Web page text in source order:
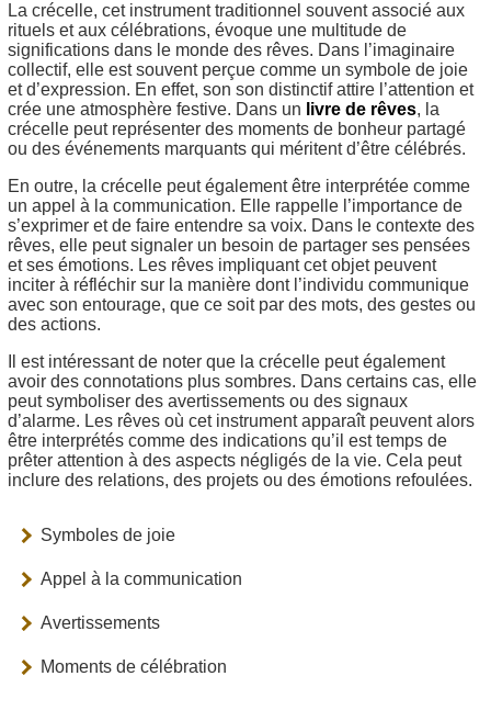
La crécelle, cet instrument traditionnel souvent associé aux
rituels et aux célébrations, évoque une multitude de
significations dans le monde des rêves. Dans l’imaginaire
collectif, elle est souvent perçue comme un symbole de joie
et d’expression. En effet, son son distinctif attire l’attention et
crée une atmosphère festive. Dans un livre de rêves, la
crécelle peut représenter des moments de bonheur partagé
ou des événements marquants qui méritent d’être célébrés.
En outre, la crécelle peut également être interprétée comme
un appel à la communication. Elle rappelle l’importance de
s’exprimer et de faire entendre sa voix. Dans le contexte des
rêves, elle peut signaler un besoin de partager ses pensées
et ses émotions. Les rêves impliquant cet objet peuvent
inciter à réfléchir sur la manière dont l’individu communique
avec son entourage, que ce soit par des mots, des gestes ou
des actions.
Il est intéressant de noter que la crécelle peut également
avoir des connotations plus sombres. Dans certains cas, elle
peut symboliser des avertissements ou des signaux
d’alarme. Les rêves où cet instrument apparaît peuvent alors
être interprétés comme des indications qu’il est temps de
prêter attention à des aspects négligés de la vie. Cela peut
inclure des relations, des projets ou des émotions refoulées.
Symboles de joie
Appel à la communication
Avertissements
Moments de célébration